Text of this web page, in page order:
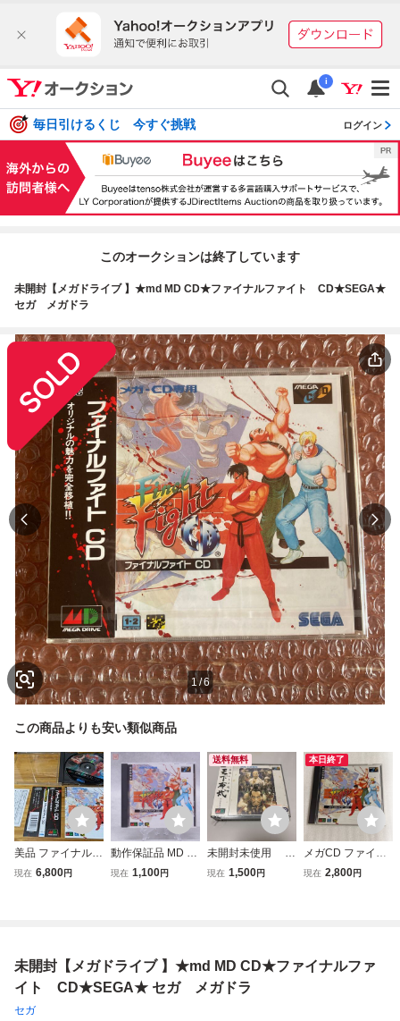
i
毎日引けるくじ 今すぐ挑戦 ログイン
このオークションは終了しています
未開封【メガドライブ 】★md MD CD★ファイナルファイト CD★SEGA★
セガ メガドラ
1/6
この商品よりも安い類似商品
美品 ファイナルフ
ァイトCD 帯あ
現在 6,800円
動作保証品 MD メ
ガCD ファイナル
現在 1,100円
送料無料
未開封未使用 メ
ガドライブ メガC
現在 1,500円
本日終了
メガCD ファイナ
ルファイトCD
現在 2,800円
未開封【メガドライブ 】★md MD CD★ファイナルファ
イト CD★SEGA★ セガ メガドラ
セガ